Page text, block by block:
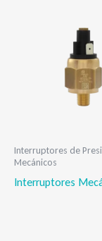
Interruptores de
Mecánicos
Interruptores